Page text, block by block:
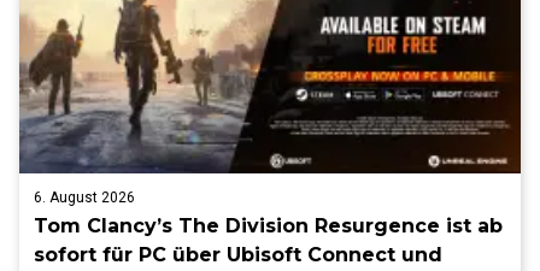
6. August 2026
Tom Clancy’s The Division Resurgence ist ab
sofort für PC über Ubisoft Connect und